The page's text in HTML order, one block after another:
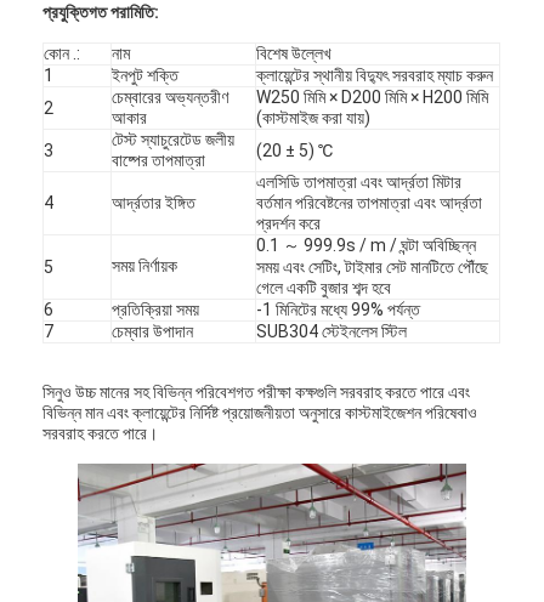
প্রযুক্তিগত পরামিতি:
কোন .: নাম
বিশেষ উল্লেখ
1
ইনপুট শক্তি
ক্লায়েন্টের স্থানীয় বিদ্যুৎ সরবরাহ ম্যাচ করুন
2
চেম্বারের অভ্যন্তরীণ
আকার
W250 মিমি × D200 মিমি × H200 মিমি
(কাস্টমাইজ করা যায়)
3
টেস্ট স্যাচুরেটেড জলীয়
বাষ্পের তাপমাত্রা
(20 ± 5) ℃
4 আর্দ্রতার ইঙ্গিত
এলসিডি তাপমাত্রা এবং আর্দ্রতা মিটার
বর্তমান পরিবেষ্টনের তাপমাত্রা এবং আর্দ্রতা
প্রদর্শন করে
5 সময় নির্ণায়ক
0.1 ～ 999.9s / m / ঘন্টা অবিচ্ছিন্ন
সময় এবং সেটিং, টাইমার সেট মানটিতে পৌঁছে
গেলে একটি বুজার শব্দ হবে
6
প্রতিক্রিয়া সময়
-1 মিনিটের মধ্যে 99% পর্যন্ত
7
চেম্বার উপাদান SUB304 স্টেইনলেস স্টিল
সিনুও উচ্চ মানের সহ বিভিন্ন পরিবেশগত পরীক্ষা কক্ষগুলি সরবরাহ করতে পারে এবং
বিভিন্ন মান এবং ক্লায়েন্টের নির্দিষ্ট প্রয়োজনীয়তা অনুসারে কাস্টমাইজেশন পরিষেবাও
সরবরাহ করতে পারে।